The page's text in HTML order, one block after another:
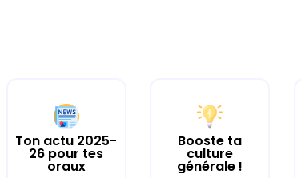
Ton actu 2025-
26 pour tes
oraux
Booste ta
culture
générale !